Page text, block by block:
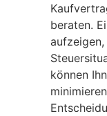
beraten.
können